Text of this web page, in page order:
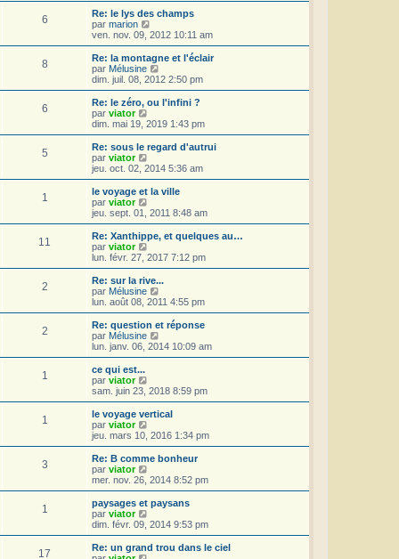
e
s
s
a
g
e
r
m
e
s
s
a
g
e
r
n
i
r
m
e
s
s
g
e
r
l
e
r
n
i
r
m
e
s
s
a
g
e
6
Re: le lys des champs
par marion
o
i
r
l
e
r
n
i
r
e
s
s
g
e
ven. nov. 09, 2012 10:11 am
8
Re: la montagne et l'éclair
par Mélusine
o
i
r
e
r
n
i
r
e
s
s
g
e
dim. juil. 08, 2012 2:50 pm
6
Re: le zéro, ou l'infini ?
par viator
o
i
r
e
e
r
n
i
r
e
s
s
a
g
e
dim. mai 19, 2019 1:43 pm
5
Re: sous le regard d'autrui
par viator
o
i
r
e
r
n
i
r
m
e
s
s
a
g
e
jeu. oct. 02, 2014 5:36 am
1
le voyage et la ville
par viator
o
i
r
l
e
r
n
i
r
m
e
s
g
e
jeu. sept. 01, 2011 8:48 am
11
Re: Xanthippe, et quelques au…
par viator
o
i
r
e
r
n
i
e
s
s
g
e
lun. févr. 27, 2017 7:12 pm
2
Re: sur la rive...
par Mélusine
o
i
r
e
n
i
r
e
s
s
g
e
lun. août 08, 2011 4:55 pm
2
Re: question et réponse
par Mélusine
o
i
e
r
n
i
r
e
s
s
g
e
lun. janv. 06, 2014 10:09 am
1
ce qui est...
par viator
o
i
r
e
r
n
i
r
e
s
s
sam. juin 23, 2018 8:59 pm
1
le voyage vertical
par viator
o
i
r
e
r
n
i
r
jeu. mars 10, 2016 1:34 pm
3
Re: B comme bonheur
par viator
o
i
r
e
e
r
mer. nov. 26, 2014 8:52 pm
1
paysages et paysans
par viator
o
i
r
dim. févr. 09, 2014 9:53 pm
17
Re: un grand trou dans le ciel